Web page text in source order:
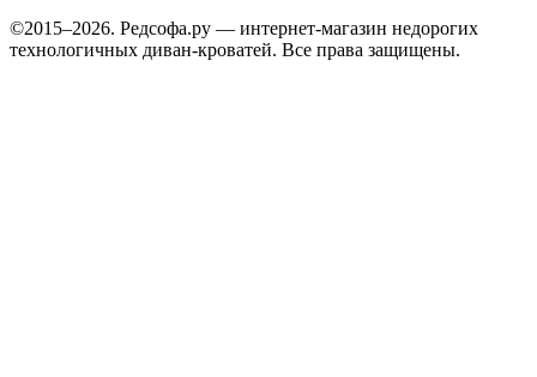
©2015–2026. Редсофа.ру — интернет-магазин недорогих
технологичных диван-кроватей. Все права защищены.